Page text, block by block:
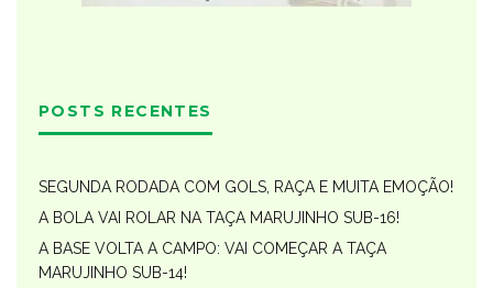
POSTS RECENTES
SEGUNDA RODADA COM GOLS, RAÇA E MUITA EMOÇÃO!
A BOLA VAI ROLAR NA TAÇA MARUJINHO SUB-16!
A BASE VOLTA A CAMPO: VAI COMEÇAR A TAÇA
MARUJINHO SUB-14!